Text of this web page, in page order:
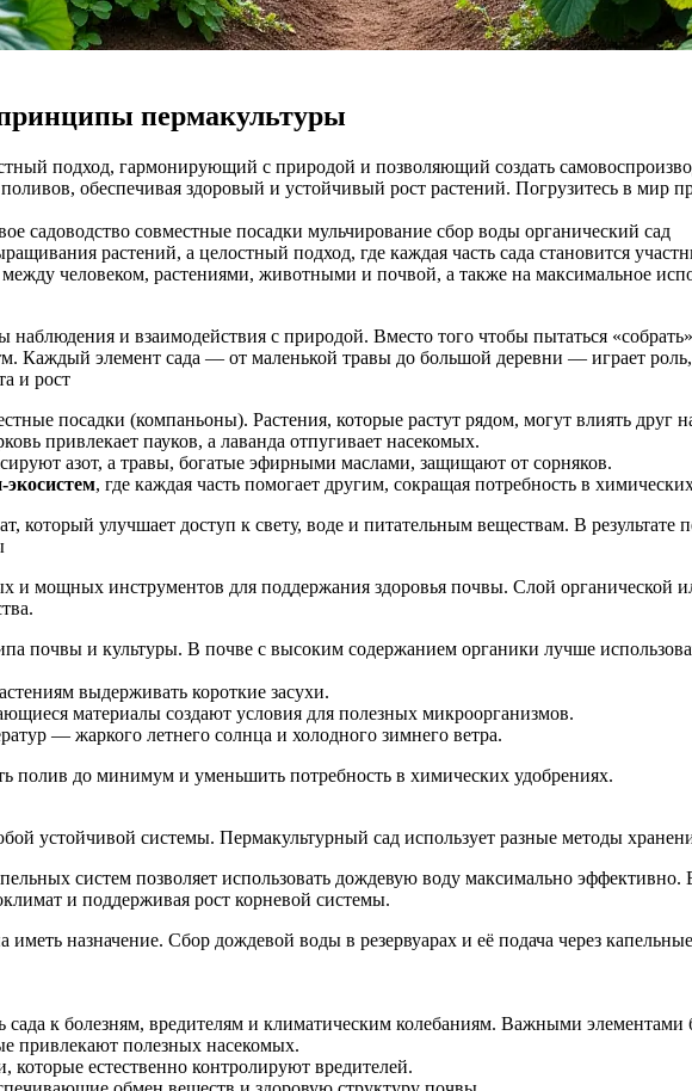
пермакультуры
подход, гармонирующий с природой и позволяющий создать
обеспечивая здоровый и устойчивый рост растений. Погрузитесь в мир
садоводство совместные посадки мульчирование сбор воды органический сад
растений, а целостный подход, где каждая часть сада становится
человеком, растениями, животными и почвой, а также на максимальное
и взаимодействия с природой. Вместо того чтобы пытаться
Каждый элемент сада — от маленькой травы до большой деревни — играет
и рост
посадки (компаньоны). Растения, которые растут рядом, могут влиять друг
привлекает пауков, а лаванда отпугивает насекомых.
азот, а травы, богатые эфирными маслами, защищают от сорняков.
, где каждая часть помогает другим, сокращая потребность в
который улучшает доступ к свету, воде и питательным веществам. В результате
мощных инструментов для поддержания здоровья почвы. Слой органической
почвы и культуры. В почве с высоким содержанием органики лучше
выдерживать короткие засухи.
материалы создают условия для полезных микроорганизмов.
— жаркого летнего солнца и холодного зимнего ветра.
полив до минимум и уменьшить потребность в химических удобрениях.
устойчивой системы. Пермакультурный сад использует разные методы
систем позволяет использовать дождевую воду максимально эффективно.
и поддерживая рост корневой системы.
назначение. Сбор дождевой воды в резервуарах и её подача через
сада к болезням, вредителям и климатическим колебаниям. Важными элементами
привлекают полезных насекомых.
естественно контролируют вредителей.